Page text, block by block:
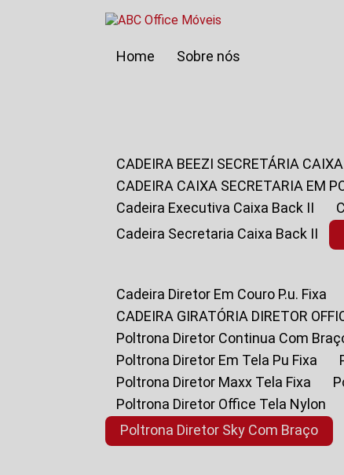
Home
Sobre nós
CADEIRA BEEZI SECRETÁRIA
CADEIRA CAIXA SECRETARIA EM
Cadeira Executiva Caixa Back II
Cadeira Secretaria Caixa Back II
Cadeira Diretor Em Couro P.u. Fixa
CADEIRA GIRATÓRIA DIRETOR
Poltrona Diretor Continua Com
Poltrona Diretor Em Tela Pu Fixa
Poltrona Diretor Maxx Tela Fixa
Poltrona Diretor Office Tela Nylon
Poltrona Diretor Sky Com Braço